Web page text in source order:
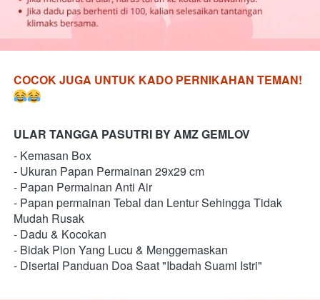
COCOK JUGA UNTUK KADO PERNIKAHAN TEMAN!
ULAR TANGGA PASUTRI BY AMZ GEMLOV
- Kemasan Box
- Ukuran Papan Permainan 29x29 cm
- Papan Permainan Anti Air
- Papan permainan Tebal dan Lentur Sehingga Tidak
Mudah Rusak
- Dadu & Kocokan
- Bidak Pion Yang Lucu & Menggemaskan
- Disertai Panduan Doa Saat "Ibadah Suami Istri"